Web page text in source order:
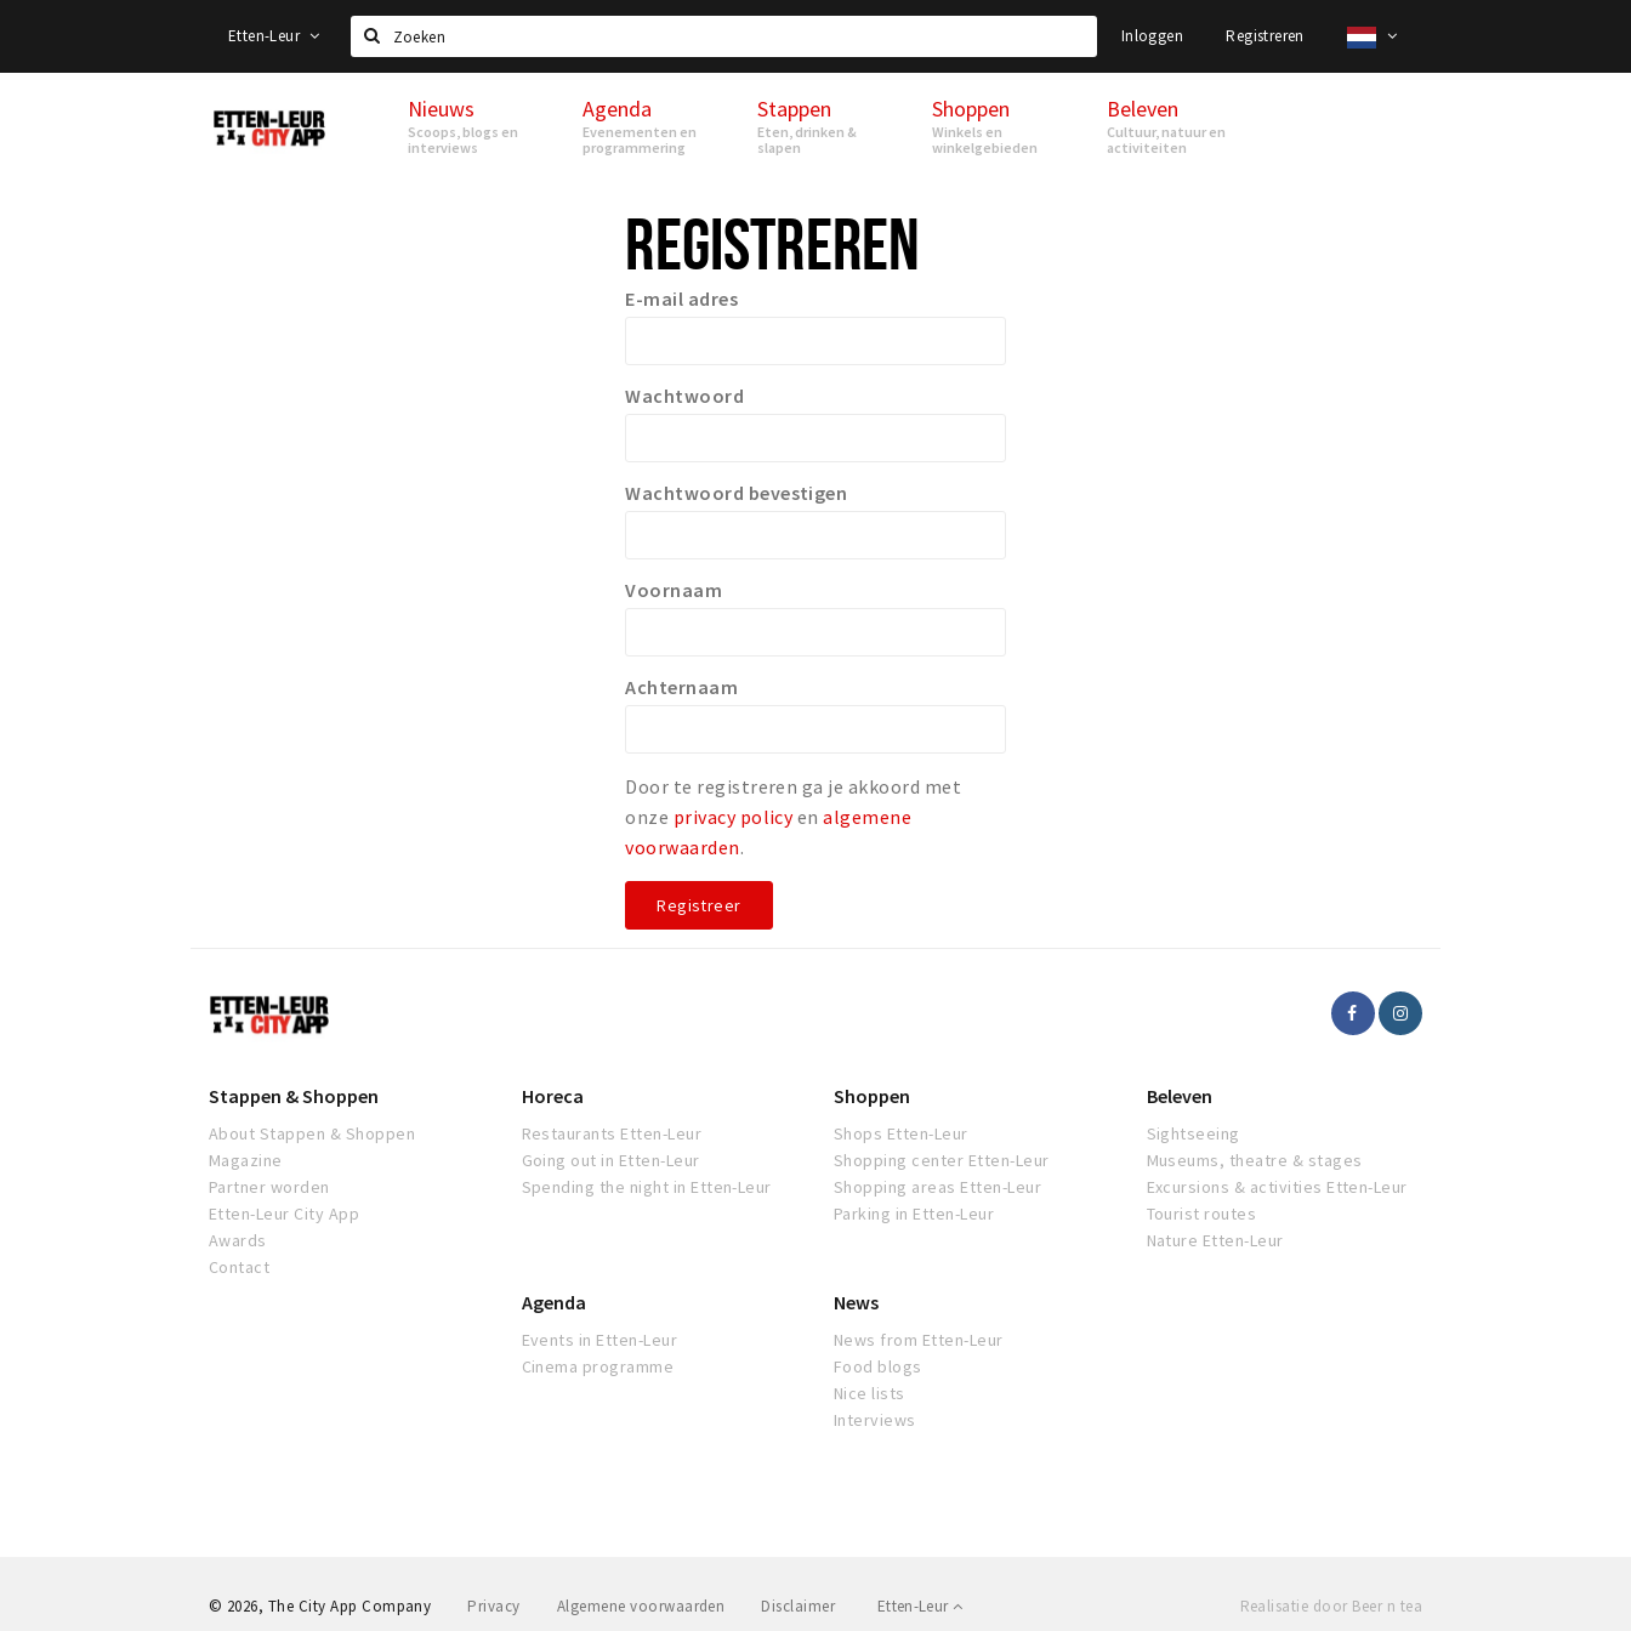
Etten-Leur
Zoeken
Inloggen Registreren
Etten-
Leur
Nieuws
Scoops, blogs en
interviews
Agenda
Evenementen en
programmering
Stappen
Eten, drinken &
slapen
Shoppen
Winkels en
winkelgebieden
Beleven
Cultuur, natuur en
activiteiten
REGISTREREN
E-mail adres
Wachtwoord
Wachtwoord bevestigen
Voornaam
Achternaam
Door te registreren ga je akkoord met
onze privacy policyenalgemene
voorwaarden.
Registreer
Etten-
Leur
Stappen & Shoppen
About Stappen & Shoppen
Magazine
Partner worden
Etten-Leur City App
Awards
Contact
Horeca
Restaurants Etten-Leur
Going out in Etten-Leur
Spending the night in Etten-Leur
Shoppen
Shops Etten-Leur
Shopping center Etten-Leur
Shopping areas Etten-Leur
Parking in Etten-Leur
Beleven
Sightseeing
Museums, theatre & stages
Excursions & activities Etten-Leur
Tourist routes
Nature Etten-Leur
Agenda
Events in Etten-Leur
Cinema programme
News
News from Etten-Leur
Food blogs
Nice lists
Interviews
Privacy Algemene voorwaarden Disclaimer Etten-Leur
© 2026, The City App Company Realisatie door Beer n tea